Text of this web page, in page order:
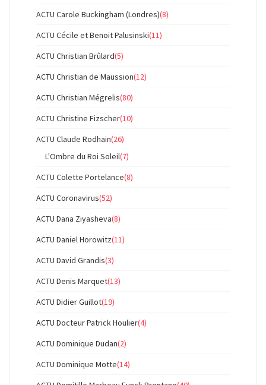
ACTU Carole Buckingham (Londres)(8)
ACTU Cécile et Benoit Palusinski(11)
ACTU Christian Brûlard(5)
ACTU Christian de Maussion(12)
ACTU Christian Mégrelis(80)
ACTU Christine Fizscher(10)
ACTU Claude Rodhain(26)
L'Ombre du Roi Soleil(7)
ACTU Colette Portelance(8)
ACTU Coronavirus(52)
ACTU Dana Ziyasheva(8)
ACTU Daniel Horowitz(11)
ACTU David Grandis(3)
ACTU Denis Marquet(13)
ACTU Didier Guillot(19)
ACTU Docteur Patrick Houlier(4)
ACTU Dominique Dudan(2)
ACTU Dominique Motte(14)